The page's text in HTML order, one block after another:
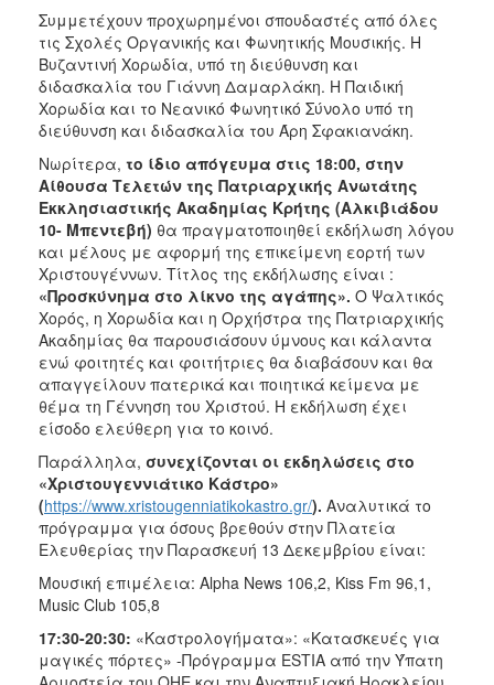
Συμμετέχουν προχωρημένοι σπουδαστές από όλες
τις Σχολές Οργανικής και Φωνητικής Μουσικής. Η
Βυζαντινή Χορωδία, υπό τη διεύθυνση και
διδασκαλία του Γιάννη Δαμαρλάκη. Η Παιδική
Χορωδία και το Νεανικό Φωνητικό Σύνολο υπό τη
διεύθυνση και διδασκαλία του Άρη Σφακιανάκη.
Νωρίτερα, το ίδιο απόγευμα στις 18:00, στην
Αίθουσα Τελετών της Πατριαρχικής Ανωτάτης
Εκκλησιαστικής Ακαδημίας Κρήτης (Αλκιβιάδου
10- Μπεντεβή) θα πραγματοποιηθεί εκδήλωση λόγου
και μέλους με αφορμή της επικείμενη εορτή των
Χριστουγέννων. Τίτλος της εκδήλωσης είναι :
«Προσκύνημα στο λίκνο της αγάπης». Ο Ψαλτικός
Χορός, η Χορωδία και η Ορχήστρα της Πατριαρχικής
Ακαδημίας θα παρουσιάσουν ύμνους και κάλαντα
ενώ φοιτητές και φοιτήτριες θα διαβάσουν και θα
απαγγείλουν πατερικά και ποιητικά κείμενα με
θέμα τη Γέννηση του Χριστού. Η εκδήλωση έχει
είσοδο ελεύθερη για το κοινό.
Παράλληλα, συνεχίζονται οι εκδηλώσεις στο
«Χριστουγεννιάτικο Κάστρο»
(https://www.xristougenniatikokastro.gr/). Αναλυτικά το
πρόγραμμα για όσους βρεθούν στην Πλατεία
Ελευθερίας την Παρασκευή 13 Δεκεμβρίου είναι:
Μουσική επιμέλεια: Alpha Νews 106,2, Κiss Fm 96,1,
Music Club 105,8
17:30-20:30: «Καστρολογήματα»: «Κατασκευές για
μαγικές πόρτες» -Πρόγραμμα ESTIA από την Ύπατη